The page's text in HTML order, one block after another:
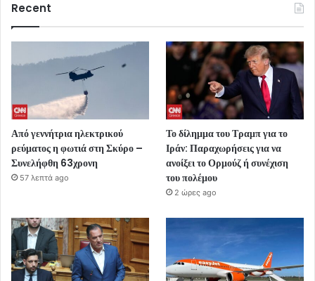
Recent
Από γεννήτρια ηλεκτρικού
ρεύματος η φωτιά στη Σκύρο –
Συνελήφθη 63χρονη
57 λεπτά ago
Το δίλημμα του Τραμπ για το
Ιράν: Παραχωρήσεις για να
ανοίξει το Ορμούζ ή συνέχιση
του πολέμου
2 ώρες ago